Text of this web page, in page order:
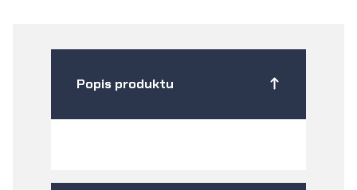
Popis produktu